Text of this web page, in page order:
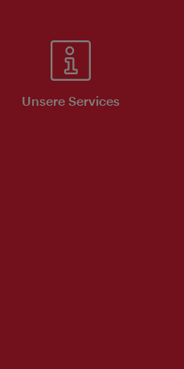
Unsere Services